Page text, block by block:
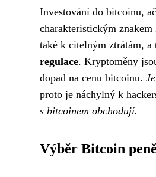
Investování do bitcoinu,
charakteristickým
také k citelným ztrátám, a
regulace. Kryptoměny
dopad na cenu bitcoinu.
proto je náchylný k
s bitcoinem obchodují.
Výběr Bitcoin